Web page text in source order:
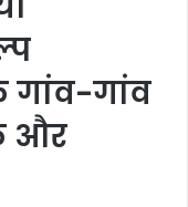
गांव-गांव
और